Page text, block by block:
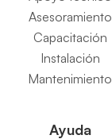
Asesoramiento
Capacitación
Instalación
Mantenimiento
Ayuda